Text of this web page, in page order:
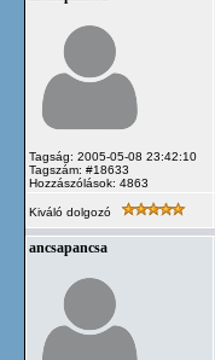
Tagság: 2005-05-08 23:42:10
Tagszám: #18633
Hozzászólások: 4863
Kiváló dolgozó
ancsapancsa